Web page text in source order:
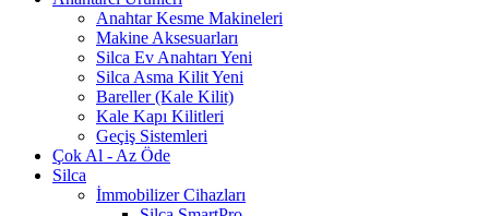
Anahtar Kesme Makineleri
Makine Aksesuarları
Silca Ev Anahtarı Yeni
Silca Asma KilitYeni
Bareller (Kale Kilit)
Kale Kapı Kilitleri
Geçiş Sistemleri
Çok Al - Az Öde
Silca
İmmobilizer Cihazları